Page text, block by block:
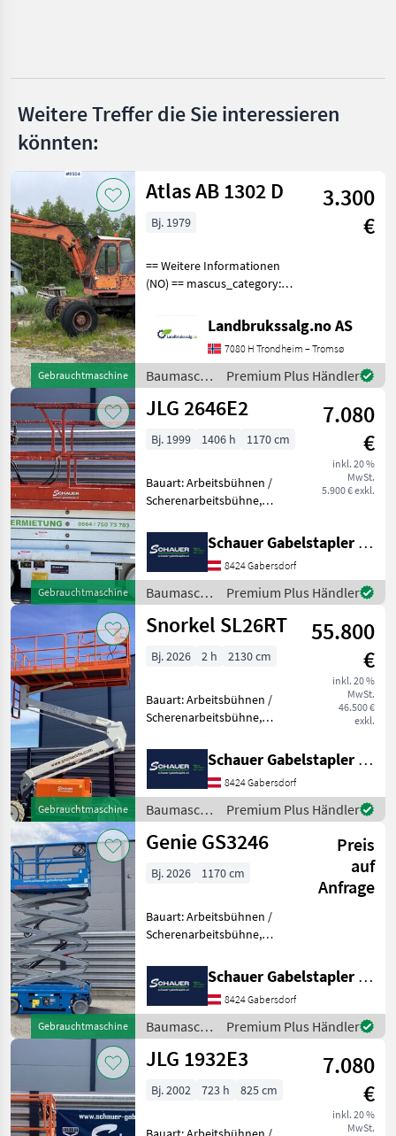
Alle 49
anzeigen
MARKTPLATZ
Marktplatz Händlerangebote
Weitere Treffer die Sie interessieren
könnten:
Gebrauchtmaschine
Atlas AB 1302 D
3.300
€
Bj. 1979
== Weitere Informationen
(NO) == mascus_category:
Referenznummer an: 9504
Weitere Bilder finden Sie
unter en.landbrukssalg.no
Landbrukssalg.no AS
7080 H Trondheim – Tromsø
Baumaschinen
/ Atlas
Premium Plus Händler
Gebrauchtmaschine
JLG 2646E2
7.080
€
inkl. 20 %
MwSt.
5.900 € exkl.
Bj. 1999 1406 h 1170 cm
Bauart: Arbeitsbühnen /
Scherenarbeitsbühne,
7920mm, Batterie: Trojan
PzS 6V 225Ah Zustand: 60 -
80%, Bereifung vorne:
Vollgummi Einfach 8
Schauer Gabelstapler GmbH
8424 Gabersdorf
Baumaschinen
/ JLG
Premium Plus Händler
Gebrauchtmaschine
Snorkel SL26RT
55.800
€
inkl. 20 %
MwSt.
46.500 €
exkl.
Bj. 2026 2 h 2130 cm
Bauart: Arbeitsbühnen /
Scherenarbeitsbühne,
8000mm, Bauhöhe:
2600mm, Batterie: Starter
12V , Sonderausstattung: CE
Zertifikat, Edelstahl
Schauer Gabelstapler GmbH
8424 Gabersdorf
Baumaschinen
/ Snorkel
Premium Plus Händler
Gebrauchtmaschine
Genie GS3246
Preis
auf
Anfrage
Bj. 2026 1170 cm
Bauart: Arbeitsbühnen /
Scherenarbeitsbühne,
9600mm, Bauhöhe:
2530mm, Batterie: Trojan 6V
228Ah Zustand: Neu,
Bereifung vorne: Vollgummi
E
Schauer Gabelstapler GmbH
8424 Gabersdorf
Baumaschinen
/ Genie
Premium Plus Händler
JLG 1932E3
7.080
€
inkl. 20 %
MwSt.
Bj. 2002 723 h 825 cm